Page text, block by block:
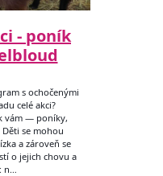
- poník
s ochočenými
celé akci?
vám — poníky,
se mohou
a zároveň se
o jejich chovu a